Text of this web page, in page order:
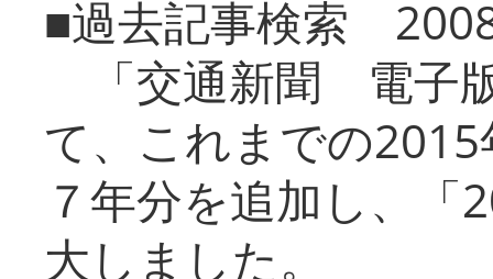
■過去記事検索
「交通新聞 電子
て、これまでの
７年分を追加し、「
大しまし